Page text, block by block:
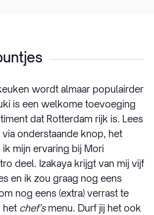
wordt almaar populairder
is een welkome toevoeging
dat Rotterdam rijk is. Lees
onderstaande knop, het
mijn ervaring bij Mori
deel. Izakaya krijgt van mij vijf
en ik zou graag nog eens
nog eens (extra) verrast te
het chef’smenu. Durf jij het ook